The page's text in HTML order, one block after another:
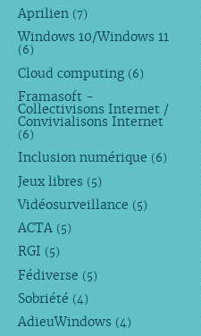
Aprilien (7)
Windows 10/Windows 11
(6)
Cloud computing (6)
Framasoft -
Collectivisons Internet /
Convivialisons Internet
(6)
Inclusion numérique (6)
Jeux libres (5)
Vidéosurveillance (5)
ACTA (5)
RGI (5)
Fédiverse (5)
Sobriété (4)
AdieuWindows (4)